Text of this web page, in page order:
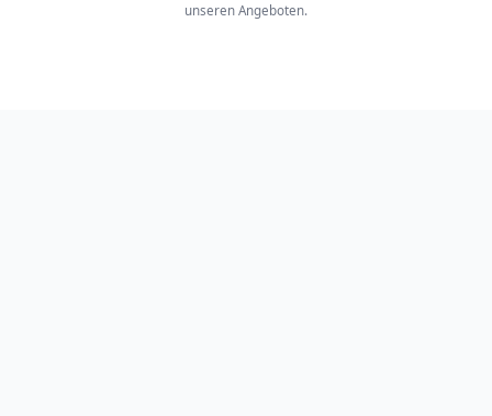
unseren Angeboten.